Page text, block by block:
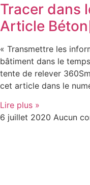
Tracer dans
Article
« Transmettre les
bâtiment dans le
tente de relever
cet article dans le
Lire plus »
6 juillet 2020 Aucun